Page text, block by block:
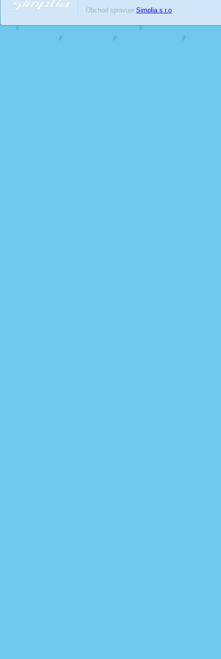
Obchod spravuje Simplia s.r.o